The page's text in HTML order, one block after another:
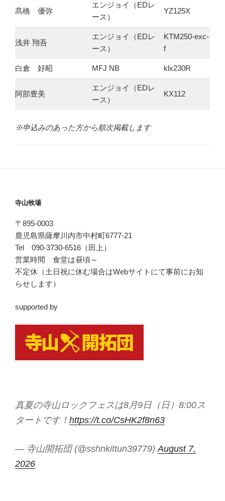
髙橋 優弥
エンジョイ（EDレ
ース）
YZ125X
浅井 翔吾
エンジョイ（EDレ
ース）
KTM250-exc-
f
白倉 好昭 MFJ NB klx230R
阿部豊美
エンジョイ（EDレ
ース）
KX112
※申込みのあった方から順次掲載します
寺山牧場
〒895-0003
鹿児島県薩摩川内市中村町6777-21
Tel 090-3730-6516（田上）
営業時間 食堂は昼頃～
不定休（土日祝に休む場合はWebサイトにて事前にお知
らせします）
supported by
真夏の寺山ロックフェスは8月9日（日）8:00ス
タートです！ https://t.co/CsHK2f8n63
— 寺山開拓団 (@sshnkittun39779)August 7,
2026